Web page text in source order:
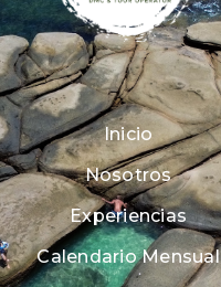
Inicio
Nosotros
Experiencias
Calendario Mensual